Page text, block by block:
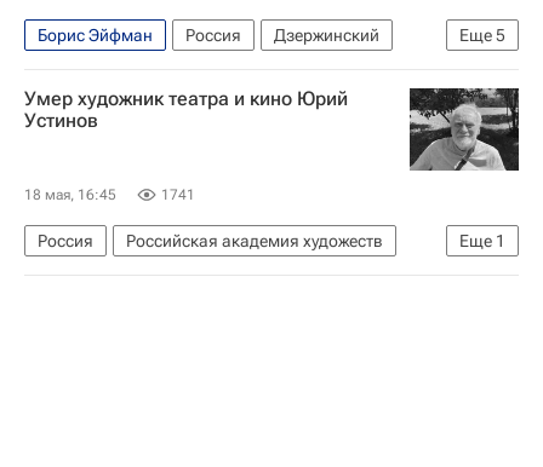
Еще5
Борис Эйфман Россия
Дзержинский
Московская область (Подмосковье)
Валерий Левенталь (художник)
Пермский театр оперы и балета
Происшествия
Умер художник театра и кино Юрий
Устинов
18 мая, 16:45 1741
Еще 1
Россия
Российская академия художеств
Культура